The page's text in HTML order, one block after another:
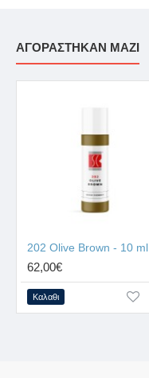
ΑΓΟΡΆΣΤΗΚΑΝ ΜΑΖΊ
202 Olive Brown - 10 ml
62,00€
Καλαθι